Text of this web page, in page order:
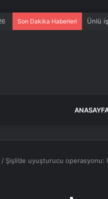
Son Dakika Haberleri
/ Şişli’de uyuşturucu operasyonu: